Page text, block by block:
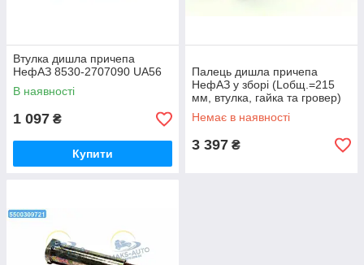
Втулка дишла причепа
НефАЗ 8530-2707090 UA56
В наявності
1 097 ₴
Купити
Палець дишла причепа
НефАЗ у зборі (Lобщ.=215
мм, втулка, гайка та гровер)
8527-2902478 UA46
Немає в наявності
3 397 ₴